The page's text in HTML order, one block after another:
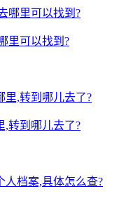
里可以找到?
,转到哪儿去了?